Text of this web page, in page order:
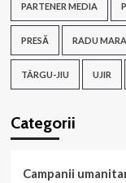
PARTENER MEDIA
PRESĂ RADU
TÂRGU-JIU UJIR
Categorii
Campanii